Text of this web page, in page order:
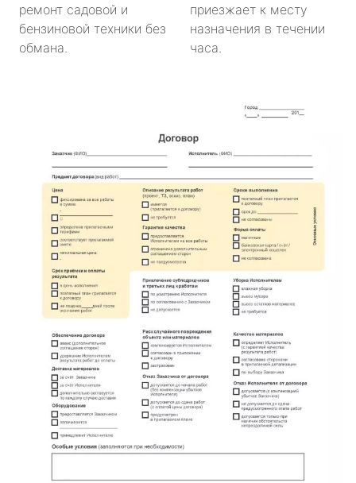
ремонт садовой и
бензиновой техники без
обмана.
приезжает к месту
назначения в течении
часа.